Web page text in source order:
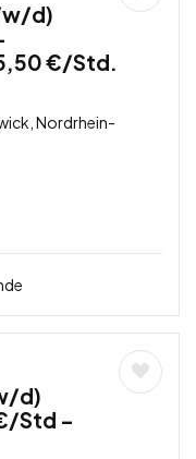
w/d)
€/Std.
Nordrhein-
d)
Std –